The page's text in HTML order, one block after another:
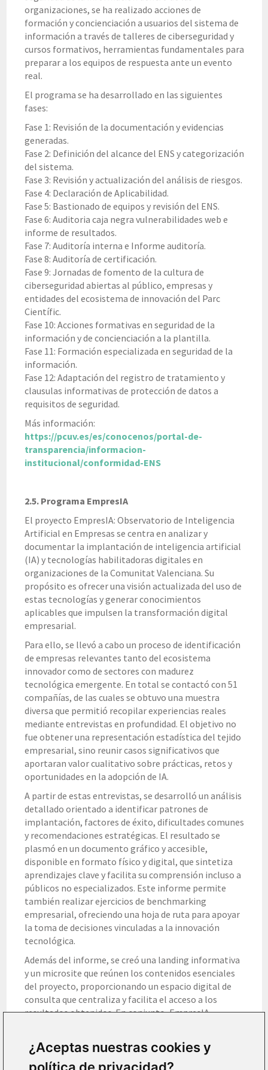
¿Aceptas nuestras cookies y
organizaciones, se ha realizado acciones de
formación y concienciación a usuarios del sistema de
información a través de talleres de ciberseguridad y
cursos formativos, herramientas fundamentales para
preparar a los equipos de respuesta ante un evento
real.
El programa se ha desarrollado en las siguientes
fases:
Fase 1: Revisión de la documentación y evidencias
generadas.
Fase 2: Definición del alcance del ENS y categorización
del sistema.
Fase 3: Revisión y actualización del análisis de riesgos.
Fase 4: Declaración de Aplicabilidad.
Fase 5: Bastionado de equipos y revisión del ENS.
Fase 6: Auditoria caja negra vulnerabilidades web e
informe de resultados.
Fase 7: Auditoría interna e Informe auditoría.
Fase 8: Auditoría de certificación.
Fase 9: Jornadas de fomento de la cultura de
ciberseguridad abiertas al público, empresas y
entidades del ecosistema de innovación del Parc
Científic.
Fase 10: Acciones formativas en seguridad de la
información y de concienciación a la plantilla.
Fase 11: Formación especializada en seguridad de la
información.
Fase 12: Adaptación del registro de tratamiento y
clausulas informativas de protección de datos a
requisitos de seguridad.
Más información:
https://pcuv.es/es/conocenos/portal-de-
transparencia/informacion-
institucional/conformidad-ENS
2.5. Programa EmpresIA
El proyecto EmpresIA: Observatorio de Inteligencia
Artificial en Empresas se centra en analizar y
documentar la implantación de inteligencia artificial
(IA) y tecnologías habilitadoras digitales en
organizaciones de la Comunitat Valenciana. Su
propósito es ofrecer una visión actualizada del uso de
estas tecnologías y generar conocimientos
aplicables que impulsen la transformación digital
empresarial.
Para ello, se llevó a cabo un proceso de identificación
de empresas relevantes tanto del ecosistema
innovador como de sectores con madurez
tecnológica emergente. En total se contactó con 51
compañías, de las cuales se obtuvo una muestra
diversa que permitió recopilar experiencias reales
mediante entrevistas en profundidad. El objetivo no
fue obtener una representación estadística del tejido
empresarial, sino reunir casos significativos que
aportaran valor cualitativo sobre prácticas, retos y
oportunidades en la adopción de IA.
A partir de estas entrevistas, se desarrolló un análisis
detallado orientado a identificar patrones de
implantación, factores de éxito, dificultades comunes
y recomendaciones estratégicas. El resultado se
plasmó en un documento gráfico y accesible,
disponible en formato físico y digital, que sintetiza
aprendizajes clave y facilita su comprensión incluso a
públicos no especializados. Este informe permite
también realizar ejercicios de benchmarking
empresarial, ofreciendo una hoja de ruta para apoyar
la toma de decisiones vinculadas a la innovación
tecnológica.
Además del informe, se creó una landing informativa
y un microsite que reúnen los contenidos esenciales
del proyecto, proporcionando un espacio digital de
consulta que centraliza y facilita el acceso a los
resultados obtenidos. En conjunto, EmpresIA
comprender el estado actual y las potencialidades de
la IA en el ámbito empresarial valenciano.